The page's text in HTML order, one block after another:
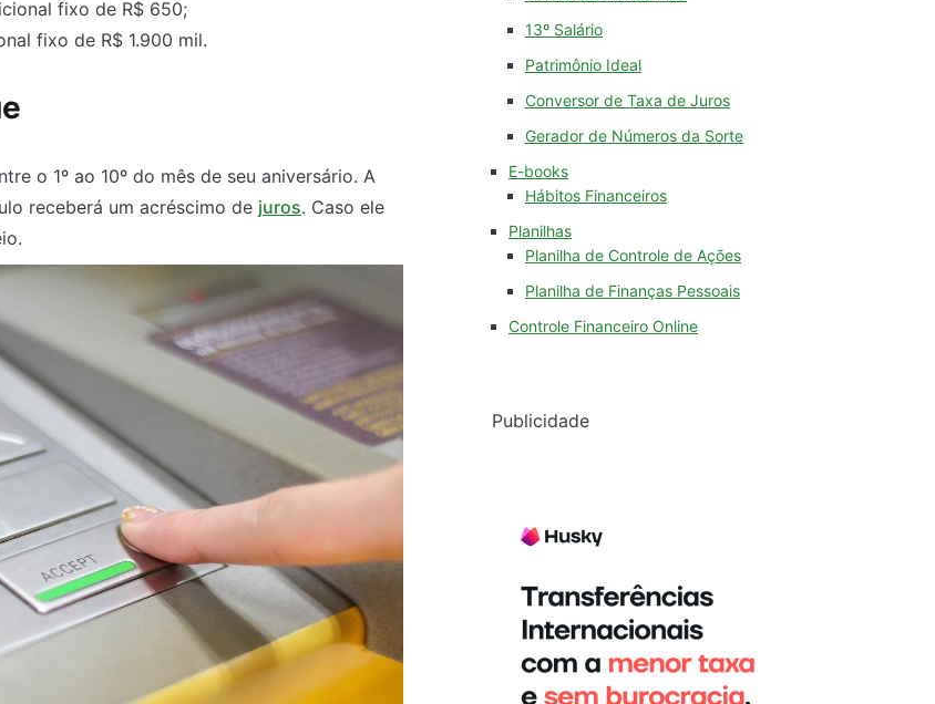
fixo de R$ 650;
fixo de R$ 1.900 mil.
o 1º ao 10º do mês de seu aniversário. A
receberá um acréscimo de juros. Caso ele
13º Salário
Patrimônio Ideal
Conversor de Taxa de Juros
Gerador de Números da Sorte
E-books
Hábitos Financeiros
Planilhas
Planilha de Controle de Ações
Planilha de Finanças Pessoais
Controle Financeiro Online
Publicidade